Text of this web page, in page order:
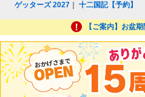
ゲッターズ 2027 ｜十二国記【予約】
【ご案内】お盆